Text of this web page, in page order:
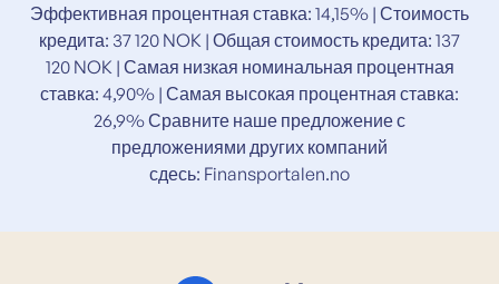
Эффективная процентная ставка: 14,15% | Стоимость
кредита: 37 120 NOK | Общая стоимость кредита: 137
120 NOK | Самая низкая номинальная процентная
ставка: 4,90% | Самая высокая процентная ставка:
26,9% Сравните наше предложение с
предложениями других компаний
сдесь: Finansportalen.no